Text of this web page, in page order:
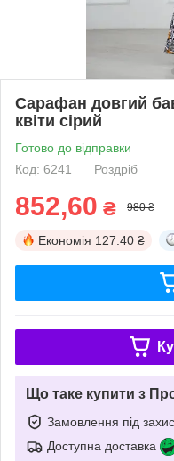
Сарафан довгий
квіти сірий
Готово до відправки
Код: 6241
Роздріб
852,60 ₴ 980 ₴
Економія 127.40 ₴
Що таке купити з
Замовлення під
Доступна доставка